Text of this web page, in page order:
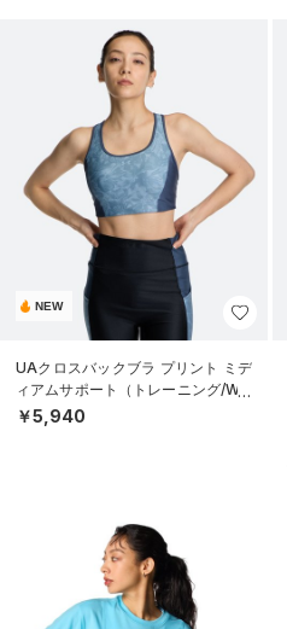
NEW
UAクロスバックブラ プリント ミデ
ィアムサポート（トレーニング/WO
MEN）
￥5,940